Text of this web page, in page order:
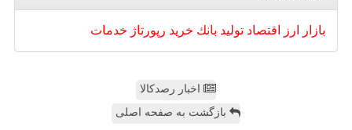
بازار ارز اقتصاد تولید بانك خرید رپورتاژ خدمات
اخبار رصدکالا
بازگشت به صفحه اصلی